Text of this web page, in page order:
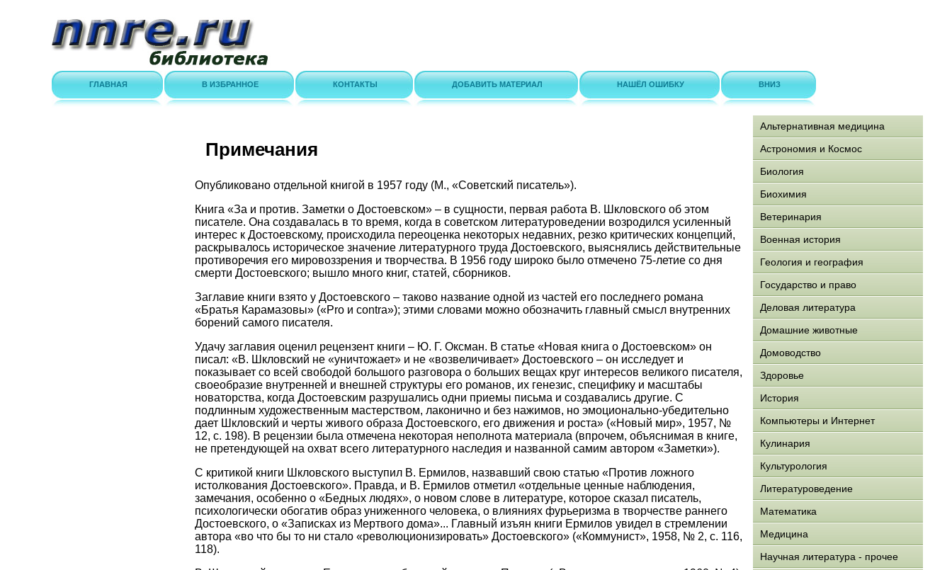
ГЛАВНАЯ В ИЗБРАННОЕ КОНТАКТЫ ДОБАВИТЬ МАТЕРИАЛ НАШЁЛ ОШИБКУ ВНИЗ
Примечания
Опубликовано отдельной книгой в 1957 году (М., «Советский писатель»).
Книга «За и против. Заметки о Достоевском» – в сущности, первая работа В. Шкловского об этом
писателе. Она создавалась в то время, когда в советском литературоведении возродился усиленный
интерес к Достоевскому, происходила переоценка некоторых недавних, резко критических концепций,
раскрывалось историческое значение литературного труда Достоевского, выяснялись действительные
противоречия его мировоззрения и творчества. В 1956 году широко было отмечено 75-летие со дня
смерти Достоевского; вышло много книг, статей, сборников.
Заглавие книги взято у Достоевского – таково название одной из частей его последнего романа
«Братья Карамазовы» («Pro и contra»); этими словами можно обозначить главный смысл внутренних
борений самого писателя.
Удачу заглавия оценил рецензент книги – Ю. Г. Оксман. В статье «Новая книга о Достоевском» он
писал: «В. Шкловский не «уничтожает» и не «возвеличивает» Достоевского – он исследует и
показывает со всей свободой большого разговора о больших вещах круг интересов великого писателя,
своеобразие внутренней и внешней структуры его романов, их генезис, специфику и масштабы
новаторства, когда Достоевским разрушались одни приемы письма и создавались другие. С
подлинным художественным мастерством, лаконично и без нажимов, но эмоционально-убедительно
дает Шкловский и черты живого образа Достоевского, его движения и роста» («Новый мир», 1957, №
12, с. 198). В рецензии была отмечена некоторая неполнота материала (впрочем, объяснимая в книге,
не претендующей на охват всего литературного наследия и названной самим автором «Заметки»).
С критикой книги Шкловского выступил В. Ермилов, назвавший свою статью «Против ложного
истолкования Достоевского». Правда, и В. Ермилов отметил «отдельные ценные наблюдения,
замечания, особенно о «Бедных людях», о новом слове в литературе, которое сказал писатель,
психологически обогатив образ униженного человека, о влияниях фурьеризма в творчестве раннего
Достоевского, о «Записках из Мертвого дома»... Главный изъян книги Ермилов увидел в стремлении
автора «во что бы то ни стало «революционизировать» Достоевского» («Коммунист», 1958, № 2, с. 116,
118).
Альтернативная медицина
Астрономия и Космос
Биология
Биохимия
Ветеринария
Военная история
Геология и география
Государство и право
Деловая литература
Домашние животные
Домоводство
Здоровье
История
Компьютеры и Интернет
Кулинария
Культурология
Литературоведение
Математика
Медицина
Научная литература - прочее